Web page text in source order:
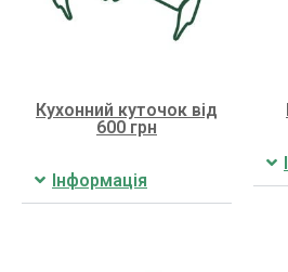
Кухонний куточок від
600 грн
Інформація